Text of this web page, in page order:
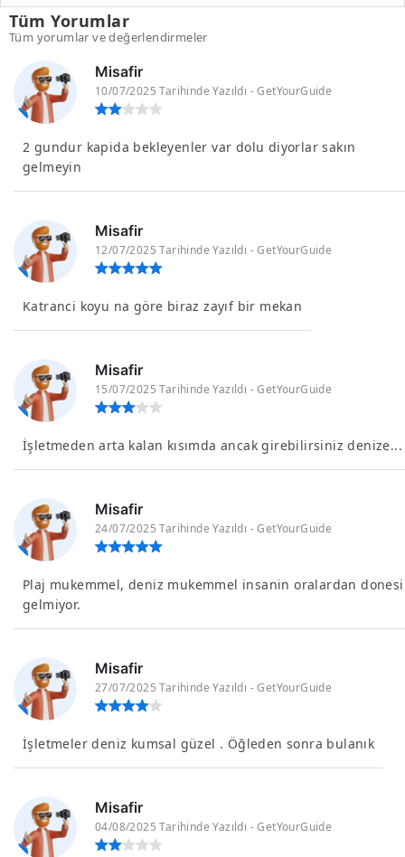
Tüm Yorumlar
Tüm yorumlar ve değerlendirmeler
Misafir
10/07/2025 Tarihinde Yazıldı - GetYourGuide
2 gundur kapida bekleyenler var dolu diyorlar sakın
gelmeyin
Misafir
12/07/2025 Tarihinde Yazıldı - GetYourGuide
Katranci koyu na göre biraz zayıf bir mekan
Misafir
15/07/2025 Tarihinde Yazıldı - GetYourGuide
İşletmeden arta kalan kısımda ancak girebilirsiniz denize...
Misafir
24/07/2025 Tarihinde Yazıldı - GetYourGuide
Plaj mukemmel, deniz mukemmel insanin oralardan donesi
gelmiyor.
Misafir
27/07/2025 Tarihinde Yazıldı - GetYourGuide
İşletmeler deniz kumsal güzel . Öğleden sonra bulanık
Misafir
04/08/2025 Tarihinde Yazıldı - GetYourGuide